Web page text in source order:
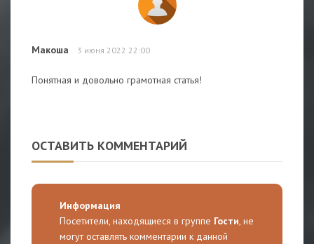
Макоша 3 июня 2022 22:00
Понятная и довольно грамотная статья!
ОСТАВИТЬ КОММЕНТАРИЙ
Информация
Посетители, находящиеся в группе Гости, не
могут оставлять комментарии к данной